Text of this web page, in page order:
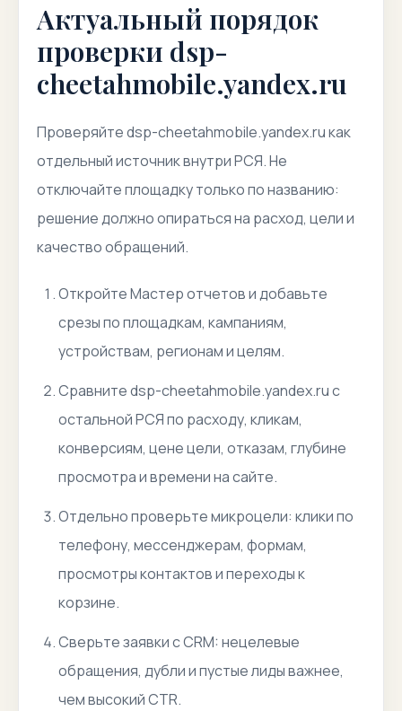
Актуальный порядок
проверки dsp-
cheetahmobile.yandex.ru
Проверяйте dsp-cheetahmobile.yandex.ru как
отдельный источник внутри РСЯ. Не
отключайте площадку только по названию:
решение должно опираться на расход, цели и
качество обращений.
Откройте Мастер отчетов и добавьте
срезы по площадкам, кампаниям,
устройствам, регионам и целям.
Сравните dsp-cheetahmobile.yandex.ru с
остальной РСЯ по расходу, кликам,
конверсиям, цене цели, отказам, глубине
просмотра и времени на сайте.
Отдельно проверьте микроцели: клики по
телефону, мессенджерам, формам,
просмотры контактов и переходы к
корзине.
Сверьте заявки с CRM: нецелевые
обращения, дубли и пустые лиды важнее,
чем высокий CTR.